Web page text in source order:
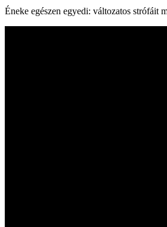
Éneke egészen egyedi: változatos strófáit